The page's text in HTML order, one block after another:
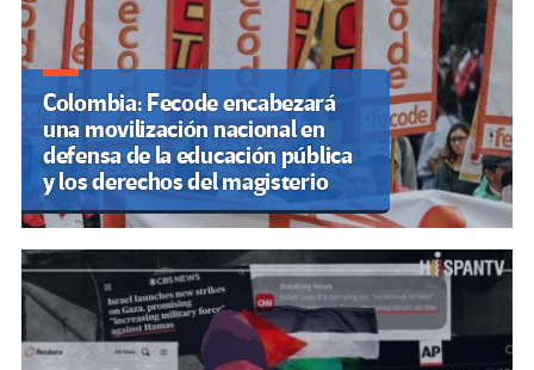
Colombia: Fecode encabezará
una movilización nacional en
defensa de la educación pública
y los derechos del magisterio